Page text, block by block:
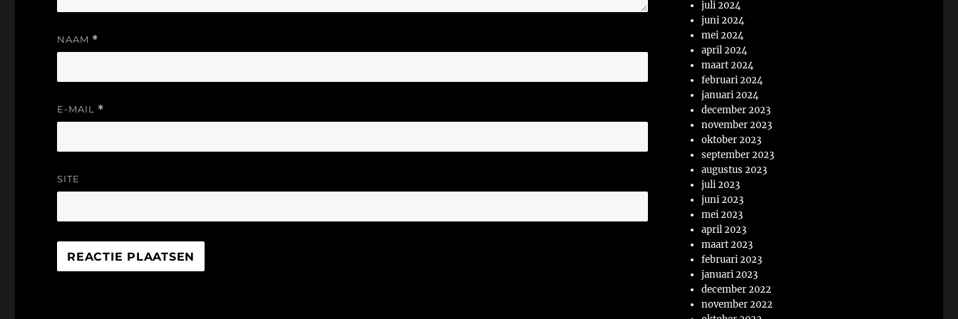
NAAM *
E-MAIL *
SITE
juli 2024
juni 2024
mei 2024
april 2024
maart 2024
februari 2024
januari 2024
december 2023
november 2023
oktober 2023
september 2023
augustus 2023
juli 2023
juni 2023
mei 2023
april 2023
maart 2023
februari 2023
januari 2023
december 2022
november 2022